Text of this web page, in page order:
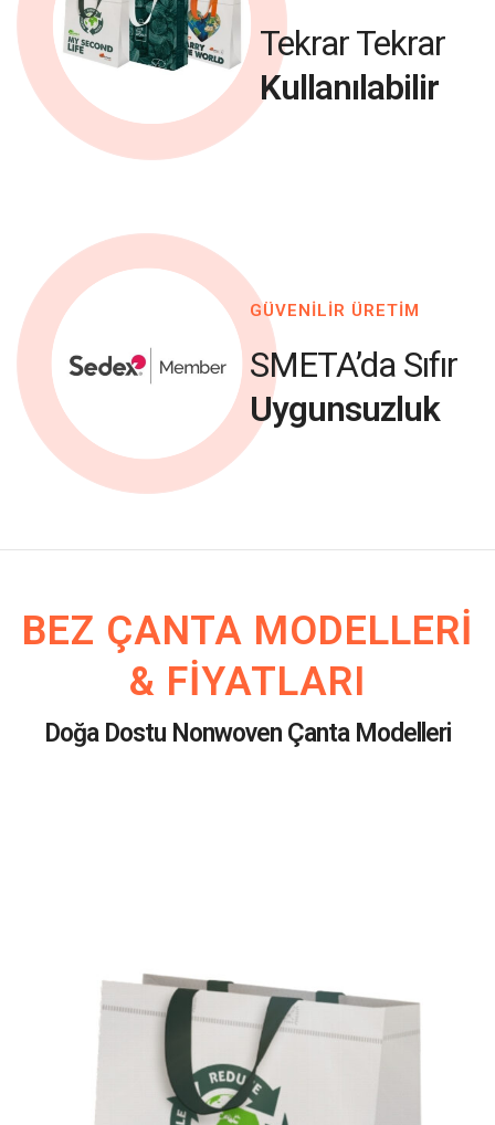
Tekrar Tekrar
Kullanılabilir
GÜVENİLİR ÜRETİM
SMETA’da Sıfır
Uygunsuzluk
BEZ ÇANTA MODELLERI
& FIYATLARI
Doğa Dostu Nonwoven Çanta Modelleri